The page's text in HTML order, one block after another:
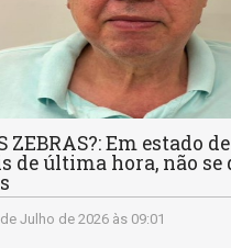
ZEBRAS?: Em estado
de última hora, não se
Julho de 2026 às 09:01